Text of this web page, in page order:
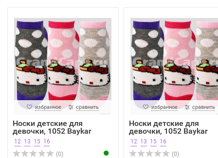
избранное сравнить
Носки детские для
девочки, 1052 Baykar
12 13 15 16
(0)
избранное сравнить
Носки детские для
девочки, 1052 Baykar
12 13 15 16
(0)